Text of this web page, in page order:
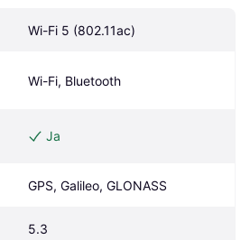
Wi-Fi 5 (802.11ac)
Wi-Fi, Bluetooth
Ja
GPS, Galileo, GLONASS
5.3